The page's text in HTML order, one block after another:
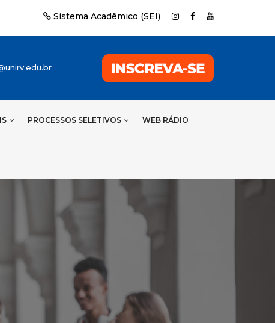
Sistema Acadêmico (SEI)
PROCESSOS SELETIVOS WEB RÁDIO